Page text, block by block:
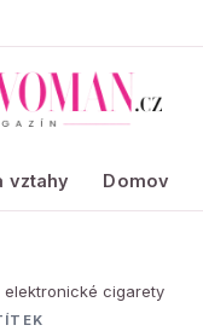
vztahy Domov
elektronické cigarety